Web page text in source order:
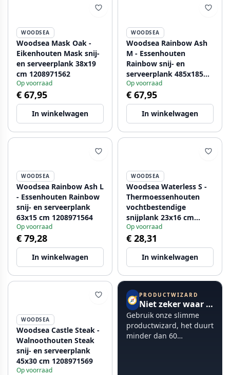
WOODSEA
Woodsea Mask Oak -
Eikenhouten Mask snij-
en serveerplank 38x19
cm 1208971562
Op voorraad
€ 67,95
In winkelwagen
WOODSEA
Woodsea Rainbow Ash
M - Essenhouten
Rainbow snij- en
serveerplank 485x185
mm 1208971563
Op voorraad
€ 67,95
In winkelwagen
WOODSEA
Woodsea Rainbow Ash L
- Essenhouten Rainbow
snij- en serveerplank
63x15 cm 1208971564
Op voorraad
€ 79,28
In winkelwagen
WOODSEA
Woodsea Waterless S -
Thermoessenhouten
vochtbestendige
snijplank 23x16 cm
1208971565
Op voorraad
€ 28,31
In winkelwagen
WOODSEA
Woodsea Castle Steak -
Walnoothouten Steak
snij- en serveerplank
45x30 cm 1208971569
Op voorraad
🧭 PRODUCTWIZARD
Niet zeker waar te beginnen?
Gebruik onze slimme
productwizard, het duurt
minder dan 60